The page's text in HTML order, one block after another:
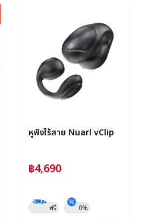
หูฟังไร้สาย Nuarl vClip
฿4,690
ฟรี 0%